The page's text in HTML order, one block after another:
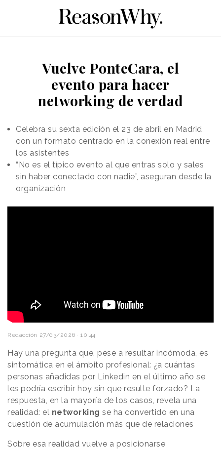
Vuelve PonteCara, el
evento para hacer
networking de verdad
Celebra su sexta edición el 23 de abril en Madrid
con un formato centrado en la conexión real entre
los asistentes
“No es el típico evento al que entras solo y sales
sin haber conectado con nadie”, aseguran desde la
organización
Redacción 27/03/2026 · 10:44
Hay una pregunta que, pese a resultar incómoda, es
sintomática en el ámbito profesional: ¿a cuántas
personas añadidas por Linkedin en el último año se
les podría escribir hoy sin que resulte forzado? La
respuesta, en la mayoría de los casos, revela una
realidad: el networking se ha convertido en una
cuestión de acumulación más que de relaciones
Sobre esa realidad vuelve a posicionarse